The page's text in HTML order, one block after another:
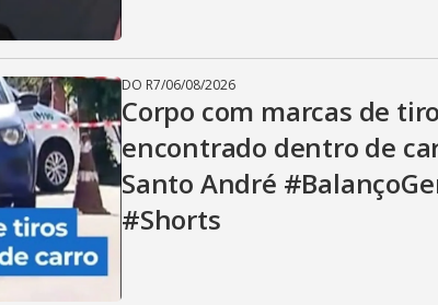
DO R7/06/08/2026
Corpo com marcas de
encontrado dentro de
Santo André
#Shorts